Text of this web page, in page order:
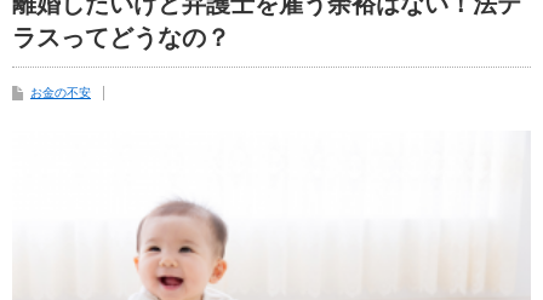
ラスってどうなの？
お金の不安